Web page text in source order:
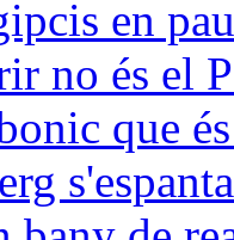
en
no és el
que és
s'espanta